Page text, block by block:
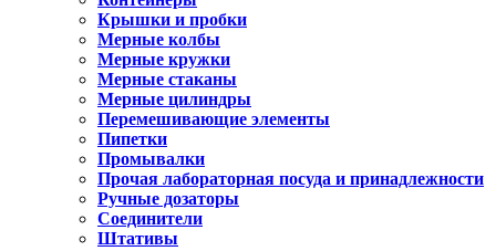
Крышки и пробки
Мерные колбы
Мерные кружки
Мерные стаканы
Мерные цилиндры
Перемешивающие элементы
Пипетки
Промывалки
Прочая лабораторная посуда и принадлежности
Ручные дозаторы
Соединители
Штативы